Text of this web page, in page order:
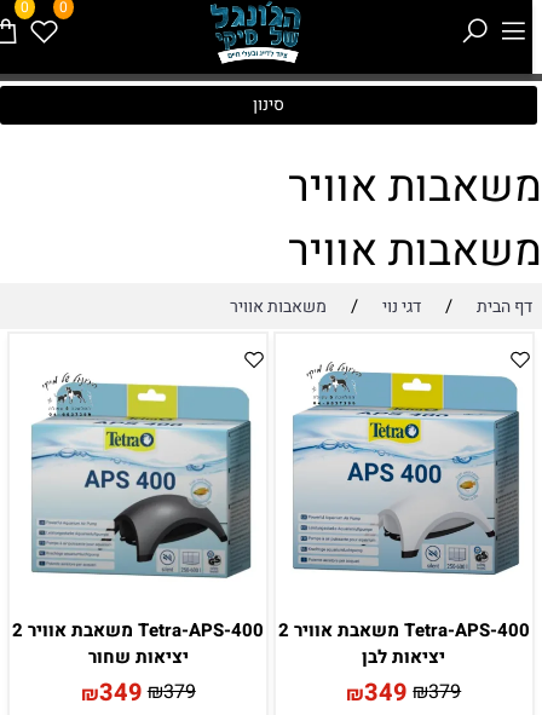
0 0
סינון
אוויר
אוויר
דף הבית / דגי נוי / משאבות אוויר
Tetra-APS-400 משאבת אוויר 2
יציאות לבן
₪379
₪349
Tetra-APS-400 משאבת אוויר 2
יציאות שחור
₪379
₪349